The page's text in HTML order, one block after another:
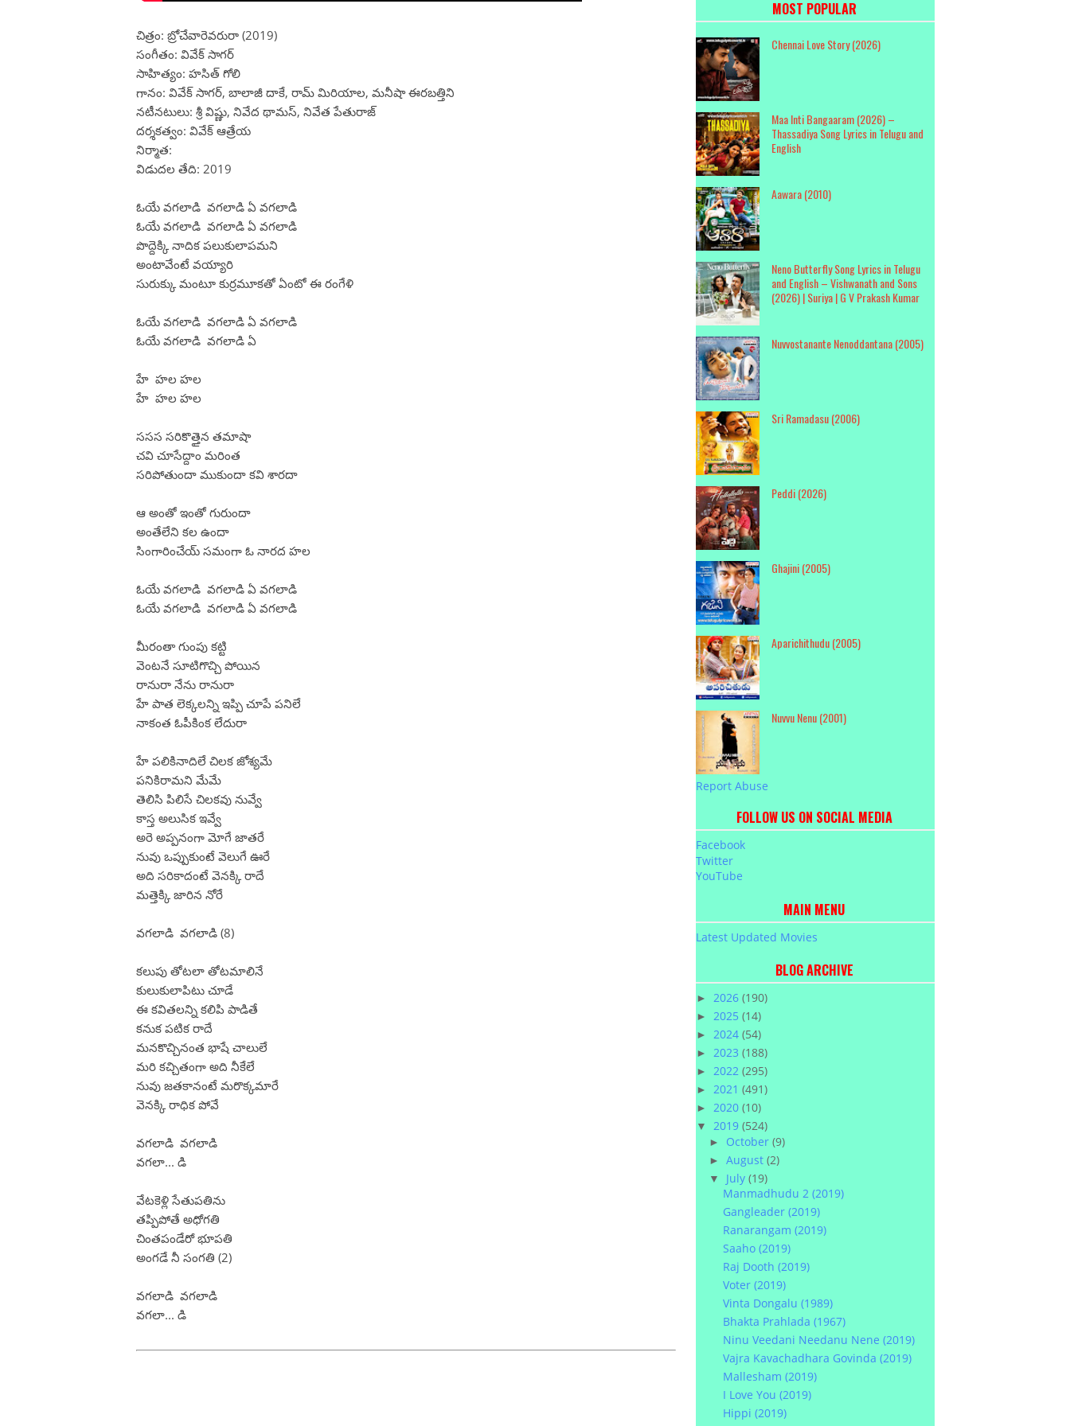
చిత్రం: బ్రోచేవారెవరురా (2019)
సంగీతం: వివేక్ సాగర్
సాహిత్యం: హసిత్ గోలి
గానం: వివేక్ సాగర్, బాలాజీ దాకే, రామ్ మిరియాల, మనీషా ఈరబత్తిని
నటీనటులు: శ్రీ విష్ణు, నివేద థామస్, నివేత పేతురాజ్
దర్శకత్వం: వివేక్ ఆత్రేయ
నిర్మాత:
విడుదల తేది: 2019
ఓయే వగలాడి వగలాడి ఏ వగలాడి
ఓయే వగలాడి వగలాడి ఏ వగలాడి
పొద్దెక్కి నాదిక పలుకులాపమని
అంటావేంటే వయ్యారి
సురుక్కు మంటూ కుర్రమూకతో ఏంటో ఈ రంగేళి
ఓయే వగలాడి వగలాడి ఏ వగలాడి
ఓయే వగలాడి వగలాడి ఏ
హే హల హల
హే హల హల
ససస సరికొత్తైన తమాషా
చవి చూసేద్దాం మరింత
సరిపోతుందా ముకుందా కవి శారదా
ఆ అంతో ఇంతో గురుందా
అంతేలేని కల ఉందా
సింగారించేయ్ సమంగా ఓ నారద హల
ఓయే వగలాడి వగలాడి ఏ వగలాడి
ఓయే వగలాడి వగలాడి ఏ వగలాడి
మీరంతా గుంపు కట్టి
వెంటనే సూటిగొచ్చి పోయిన
రానురా నేను రానురా
హే పాత లెక్కలన్ని ఇప్పి చూపే పనిలే
నాకంత ఓపీకింక లేదురా
హే పలికినాదిలే చిలక జోశ్యమే
పనికిరామని మేమే
తెలిసి పిలిసే చిలకవు నువ్వే
కాస్త అలుసిక ఇవ్వే
అరె అప్పనంగా మోగే జాతరే
నువు ఒప్పుకుంటే వెలుగే ఊరే
అది సరికాదంటే వెనక్కి రాదే
మత్తెక్కి జారిన నోరే
వగలాడి వగలాడి (8)
కలుపు తోటలా తోటమాలినే
కులుకులాపిటు చూడే
ఈ కవితలన్ని కలిపి పాడితే
కనుక పటిక రాదే
మనకొచ్చినంత భాషే చాలులే
మరి కచ్చితంగా అది నీకేలే
నువు జతకానంటే మరొక్కమారే
వెనక్కి రాధిక పోవే
వగలాడి వగలాడి
వగలా... డి
వేటకెళ్లి సేతుపతిను
తప్పిపోతే అధోగతి
చింతపండేరో భూపతి
అంగడే నీ సంగతి (2)
వగలాడి వగలాడి
వగలా... డి
MOST POPULAR
Chennai Love Story (2026)
Maa Inti Bangaaram (2026) –
Thassadiya Song Lyrics in Telugu and
English
Aawara (2010)
Neno Butterfly Song Lyrics in Telugu
and English – Vishwanath and Sons
(2026) | Suriya | G V Prakash Kumar
Nuvvostanante Nenoddantana (2005)
Sri Ramadasu (2006)
Peddi (2026)
Ghajini (2005)
Aparichithudu (2005)
Nuvvu Nenu (2001)
Report Abuse
FOLLOW US ON SOCIAL MEDIA
Facebook
Twitter
YouTube
MAIN MENU
Latest Updated Movies
BLOG ARCHIVE
► 2026 (190)
► 2025 (14)
► 2024 (54)
► 2023 (188)
► 2022 (295)
► 2021 (491)
► 2020 (10)
▼ 2019 (524)
► October(9)
►August(2)
▼ July(19)
Manmadhudu 2 (2019)
Gangleader (2019)
Ranarangam (2019)
Saaho (2019)
Raj Dooth (2019)
Voter (2019)
Vinta Dongalu (1989)
Bhakta Prahlada (1967)
Ninu Veedani Needanu Nene (2019)
Vajra Kavachadhara Govinda (2019)
Mallesham (2019)
I Love You (2019)
Hippi (2019)